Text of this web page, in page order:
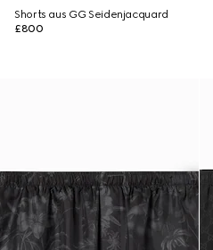
Shorts aus GG Seidenjacquard
£800